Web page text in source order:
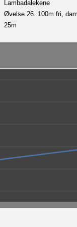
Lambadalekene
Øvelse 26. 100m fri,
25m